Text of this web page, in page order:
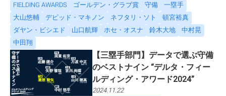
FIELDING AWARDS
ゴールデン・グラブ賞 守備
一塁手
大山悠輔
デビッド・マキノン ネフタリ・ソト
頓宮裕真
ダヤン・ビシエド
山口航輝 ホセ・オスナ 鈴木大地
中村晃
中田翔
【三塁手部門】データで選ぶ守備
のベストナイン “デルタ・フィー
ルディング・アワード2024”
2024.11.22